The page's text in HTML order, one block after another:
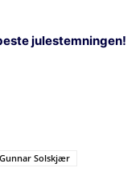
julestemningen!
Solskjær